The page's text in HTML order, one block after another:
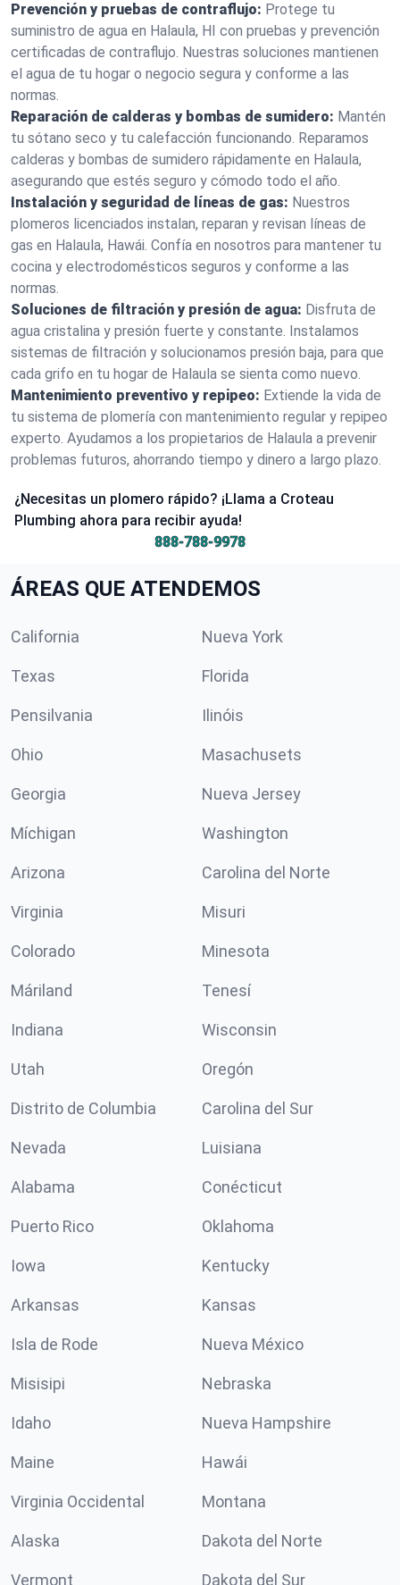
Prevención y pruebas de contraflujo: Protege tu
suministro de agua en Halaula, HI con pruebas y prevención
certificadas de contraflujo. Nuestras soluciones mantienen
el agua de tu hogar o negocio segura y conforme a las
normas.
Reparación de calderas y bombas de sumidero: Mantén
tu sótano seco y tu calefacción funcionando. Reparamos
calderas y bombas de sumidero rápidamente en Halaula,
asegurando que estés seguro y cómodo todo el año.
Instalación y seguridad de líneas de gas: Nuestros
plomeros licenciados instalan, reparan y revisan líneas de
gas en Halaula, Hawái. Confía en nosotros para mantener tu
cocina y electrodomésticos seguros y conforme a las
normas.
Soluciones de filtración y presión de agua: Disfruta de
agua cristalina y presión fuerte y constante. Instalamos
sistemas de filtración y solucionamos presión baja, para que
cada grifo en tu hogar de Halaula se sienta como nuevo.
Mantenimiento preventivo y repipeo: Extiende la vida de
tu sistema de plomería con mantenimiento regular y repipeo
experto. Ayudamos a los propietarios de Halaula a prevenir
problemas futuros, ahorrando tiempo y dinero a largo plazo.
¿Necesitas un plomero rápido? ¡Llama a Croteau
Plumbing ahora para recibir ayuda!
888-788-9978
ÁREAS QUE ATENDEMOS
California Nueva York
Texas Florida
Pensilvania Ilinóis
Ohio Masachusets
Georgia Nueva Jersey
Míchigan Washington
Arizona Carolina del Norte
Virginia Misuri
Colorado Minesota
Máriland Tenesí
Indiana Wisconsin
Utah Oregón
Distrito de Columbia Carolina del Sur
Nevada Luisiana
Alabama Conécticut
Puerto Rico Oklahoma
Iowa Kentucky
Arkansas Kansas
Isla de Rode Nueva México
Misisipi Nebraska
Idaho Nueva Hampshire
Maine Hawái
Virginia Occidental Montana
Alaska Dakota del Norte
Vermont Dakota del Sur